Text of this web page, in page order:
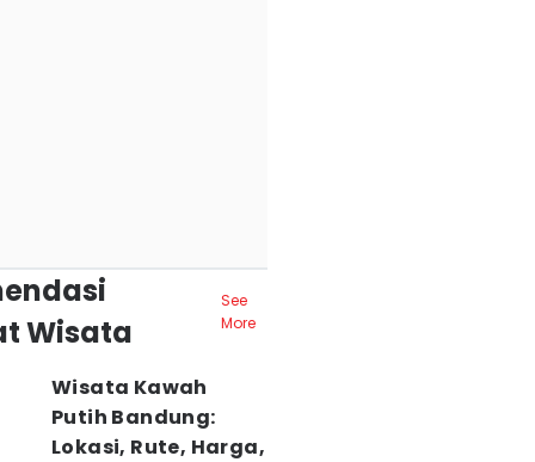
Wisata
See
More
Wisata Kawah
Putih Bandung:
Lokasi, Rute, Harga,